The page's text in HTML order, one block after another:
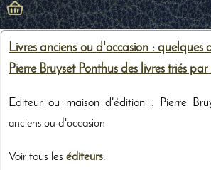
Livres anciens ou d'occasion : quelques
Pierre Bruyset Ponthus des livres triés
Editeur ou maison d'édition : Pierre
anciens ou d'occasion
Voir tous les éditeurs.